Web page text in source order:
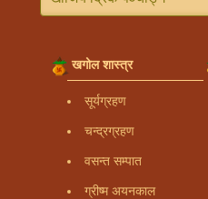
खगोल शास्त्र
सूर्यग्रहण
चन्द्रग्रहण
वसन्त सम्पात
ग्रीष्म अयनकाल